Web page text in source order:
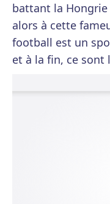
battant la Hongrie
alors à cette
football est un
et à la fin, ce sont